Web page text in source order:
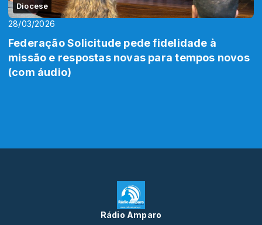
Diocese
28/03/2026
Federação Solicitude pede fidelidade à
missão e respostas novas para tempos novos
(com áudio)
Rádio Amparo